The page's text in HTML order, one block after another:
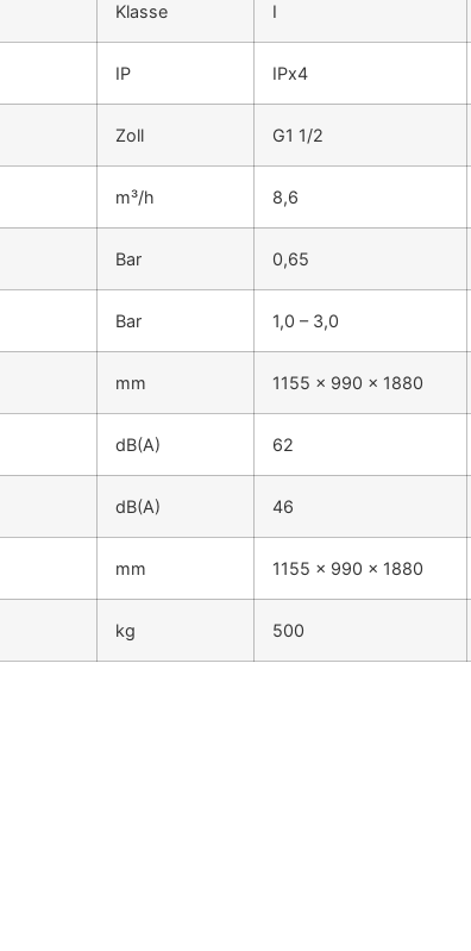
Klasse I
IP IPx4
Zoll G1 1/2
m³/h 8,6
Bar 0,65
Bar 1,0 – 3,0
mm 1155 x 990 x 1880
dB(A) 62
dB(A) 46
mm 1155 x 990 x 1880
kg 500